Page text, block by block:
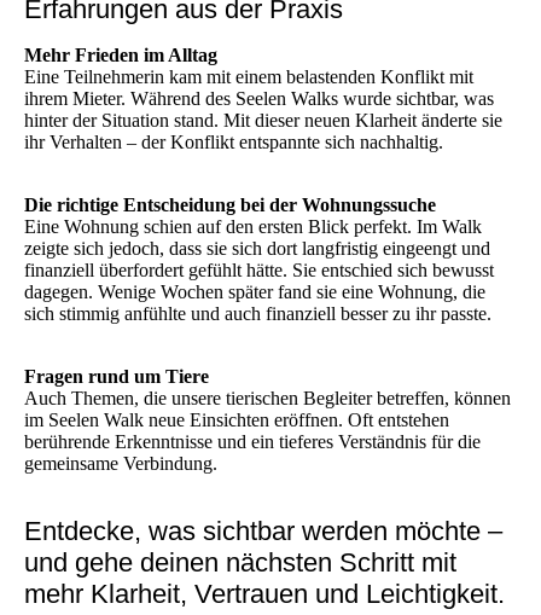
Erfahrungen aus der Praxis
Mehr Frieden im Alltag
Eine Teilnehmerin kam mit einem belastenden Konflikt mit
ihrem Mieter. Während des Seelen Walks wurde sichtbar, was
hinter der Situation stand. Mit dieser neuen Klarheit änderte sie
ihr Verhalten – der Konflikt entspannte sich nachhaltig.
Die richtige Entscheidung bei der Wohnungssuche
Eine Wohnung schien auf den ersten Blick perfekt. Im Walk
zeigte sich jedoch, dass sie sich dort langfristig eingeengt und
finanziell überfordert gefühlt hätte. Sie entschied sich bewusst
dagegen. Wenige Wochen später fand sie eine Wohnung, die
sich stimmig anfühlte und auch finanziell besser zu ihr passte.
Fragen rund um Tiere
Auch Themen, die unsere tierischen Begleiter betreffen, können
im Seelen Walk neue Einsichten eröffnen. Oft entstehen
berührende Erkenntnisse und ein tieferes Verständnis für die
gemeinsame Verbindung.
Entdecke, was sichtbar werden möchte –
und gehe deinen nächsten Schritt mit
mehr Klarheit, Vertrauen und Leichtigkeit.